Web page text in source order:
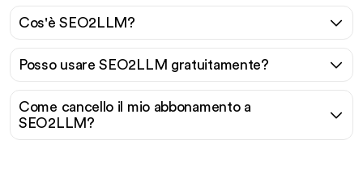
Cos'è SEO2LLM?
Posso usare SEO2LLM gratuitamente?
Come cancello il mio abbonamento a
SEO2LLM?